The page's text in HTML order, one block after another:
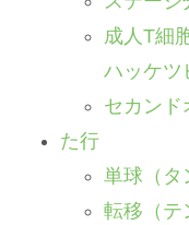
成人T細
ハッケツ
セカンド
た行
単球（タ
転移（テ